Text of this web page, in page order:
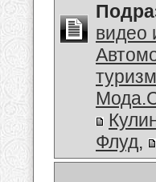
видео
туризм
Флуд,